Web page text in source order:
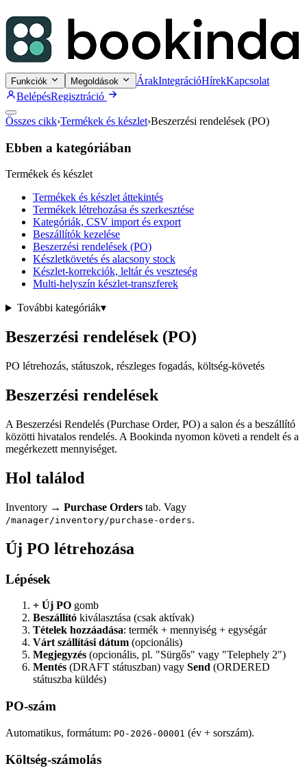
Funkciók Megoldások ÁrakIntegrációHírekKapcsolat
BelépésRegisztráció
Összes cikk›Termékek és készlet›Beszerzési rendelések (PO)
Ebben a kategóriában
Termékek és készlet
Termékek és készlet áttekintés
Termékek létrehozása és szerkesztése
Kategóriák, CSV import és export
Beszállítók kezelése
Beszerzési rendelések (PO)
Készletkövetés és alacsony stock
Készlet-korrekciók, leltár és veszteség
Multi-helyszín készlet-transzferek
További kategóriák▾
Beszerzési rendelések (PO)
PO létrehozás, státuszok, részleges fogadás, költség-követés
Beszerzési rendelések
A Beszerzési Rendelés (Purchase Order, PO) a salon és a beszállító
közötti hivatalos rendelés. A Bookinda nyomon követi a rendelt és a
megérkezett mennyiséget.
Hol találod
Inventory → Purchase Orders tab. Vagy
/manager/inventory/purchase-orders.
Új PO létrehozása
Lépések
+ Új PO gomb
Beszállító kiválasztása (csak aktívak)
Tételek hozzáadása: termék + mennyiség + egységár
Várt szállítási dátum (opcionális)
Megjegyzés (opcionális, pl. "Sürgős" vagy "Telephely 2")
Mentés (DRAFT státuszban) vagy Send (ORDERED
státuszba küldés)
PO-szám
Automatikus, formátum: PO-2026-00001 (év + sorszám).
Költség-számolás